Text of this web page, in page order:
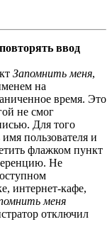
ввод
Запомнить меня,
на
время. Это
не смог
Для того
пользователя и
флажком пункт
Не
интернет-кафе,
меня
отключил